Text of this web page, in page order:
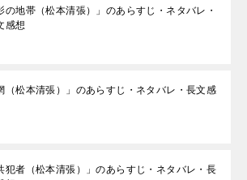
の地帯（松本清張）」のあらすじ・ネタバレ・
感想
（松本清張）」のあらすじ・ネタバレ・長文感
犯者（松本清張）」のあらすじ・ネタバレ・長